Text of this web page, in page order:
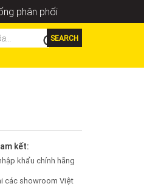
phân phối
SEARCH
kết:
khẩu chính hãng
các showroom Việt